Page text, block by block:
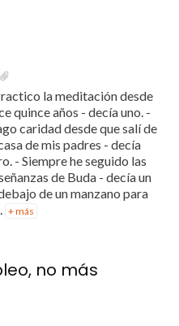
la meditación desde
quince años - decía uno. -
caridad desde que salí de
de mis padres - decía
- Siempre he seguido las
de Buda - decía un
de un manzano para
+ más
no más